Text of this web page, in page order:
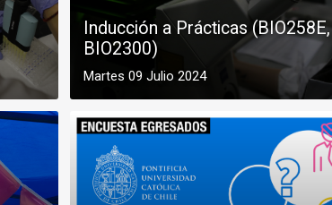
Inducción a Prácticas (BIO258E,
BIO2300)
Martes 09 Julio 2024